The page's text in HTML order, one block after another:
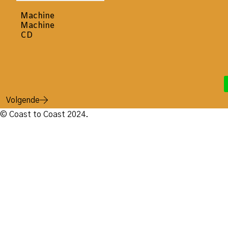
Machine
Machine
CD
Volgende
© Coast to Coast 2024.